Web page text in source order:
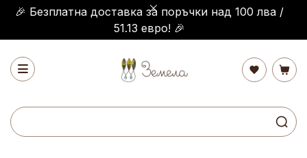
🎉 Безплатна доставка за поръчки над 100 лва /
51.13 евро! 🎉